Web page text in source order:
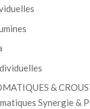
&
Synergie &